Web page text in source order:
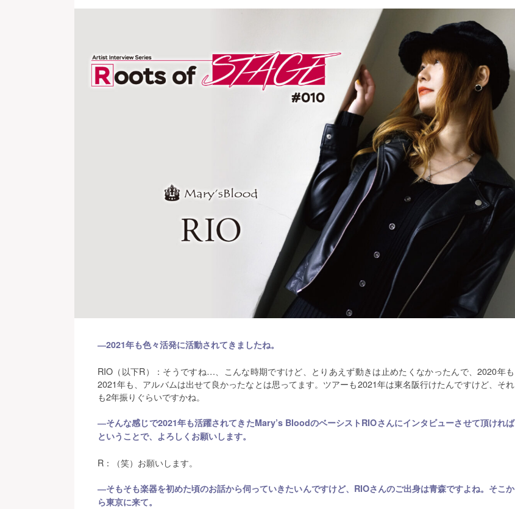
―2021年も色々活発に活動されてきましたね。
RIO（以下R）：そうですね…、こんな時期ですけど、とりあえず動きは止めたくなかったんで、2020年も
2021年も、アルバムは出せて良かったなとは思ってます。ツアーも2021年は東名阪行けたんですけど、それ
も2年振りぐらいですかね。
―そんな感じで2021年も活躍されてきたMary’s BloodのベーシストRIOさんにインタビューさせて頂ければ
ということで、よろしくお願いします。
R：（笑）お願いします。
―そもそも楽器を初めた頃のお話から伺っていきたいんですけど、RIOさんのご出身は青森ですよね。そこか
ら東京に来て。